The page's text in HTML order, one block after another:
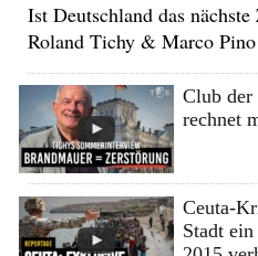
Ist Deutschland das
Roland Tichy & Marco Pino
Club der
rechnet
Ceuta-
Stadt